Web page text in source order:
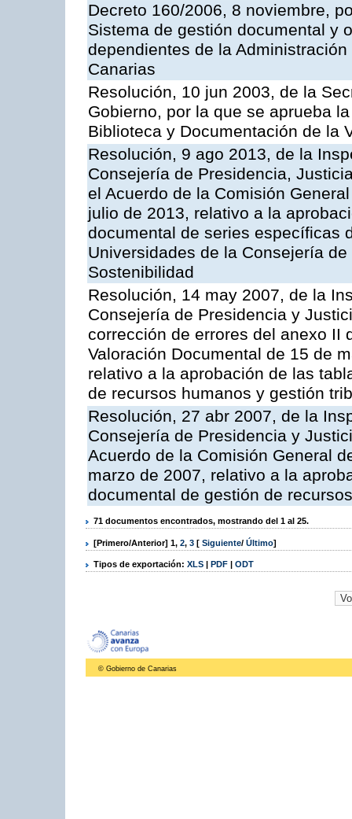
Decreto 160/2006, 8 noviembre,
Sistema de gestión documental y
dependientes de la
Canarias
Resolución, 10 jun 2003, de la
Gobierno, por la que se aprueba
Biblioteca y Documentación de la
Resolución, 9 ago 2013, de la
Consejería de Presidencia,
el Acuerdo de la Comisión
julio de 2013, relativo a la
documental de series específicas
Universidades de la Consejería
Sostenibilidad
Resolución, 14 may 2007, de la
Consejería de Presidencia y
corrección de errores del anexo II
Valoración Documental de 15 de
relativo a la aprobación de las
de recursos humanos y gestión
Resolución, 27 abr 2007, de la
Consejería de Presidencia y
Acuerdo de la Comisión General
marzo de 2007, relativo a la
documental de gestión de
71 documentos encontrados, mostrando del 1 al 25.
[Primero/Anterior] 1, 2, 3 [ Siguiente/ Último]
Tipos de exportación: XLS | PDF | ODT
© Gobierno de Canarias